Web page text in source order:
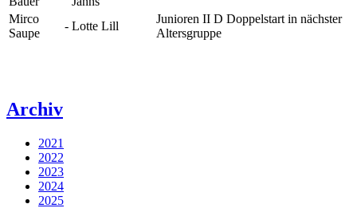
Mirco
Saupe
- Lotte Lill
Junioren II D Doppelstart in nächster
Altersgruppe
Archiv
2021
2022
2023
2024
2025